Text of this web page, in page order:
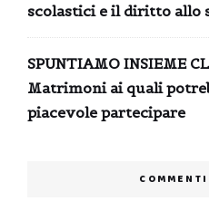
scolastici e il diritto allo
SPUNTIAMO INSIEME
Matrimoni ai quali
piacevole partecipare